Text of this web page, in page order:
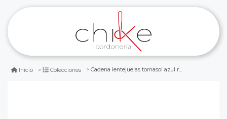
Inicio Colecciones Cadena lentejuelas tornasol azul rey (80 yardas)